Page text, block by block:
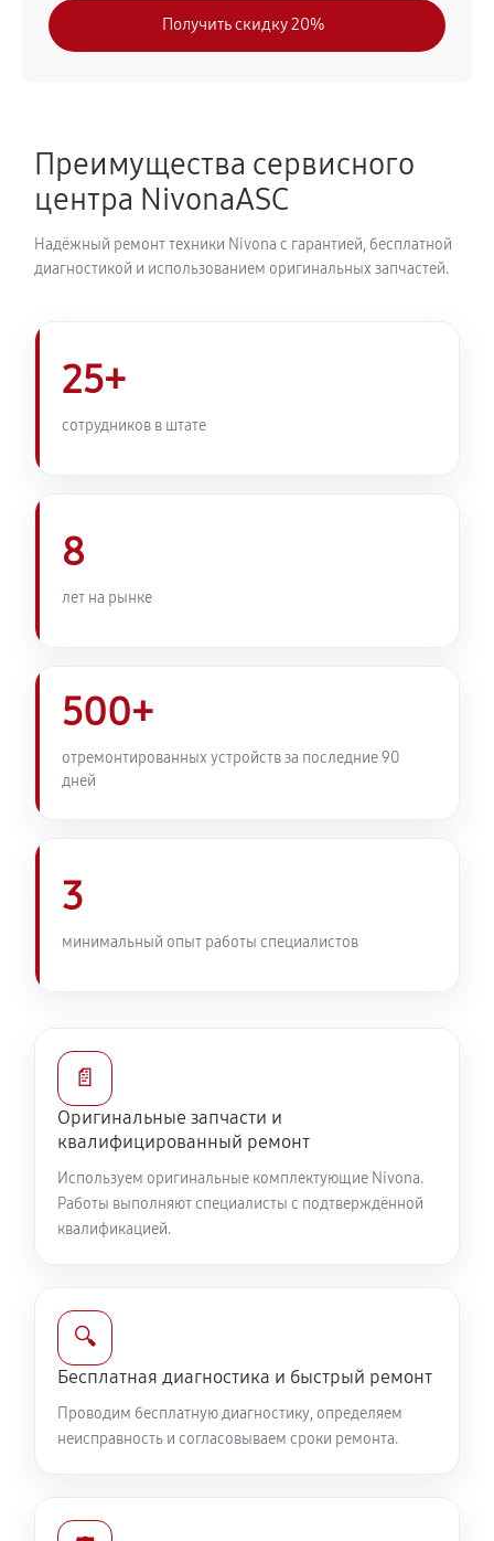
Замена модуля управления
NICR 842
720 руб 40 минут
Ремонт гидросистемы кофемашины Nivona
CafeRomatica NICR 842
Ремонт кофемолки кофемашины Nivona
CafeRomatica NICR 842
740 руб
Получить скидку 20%
Преимущества сервисного
центра NivonaASC
Надёжный ремонт техники Nivona с гарантией, бесплатной
диагностикой и использованием оригинальных запчастей.
25+
сотрудников в штате
8
лет на рынке
500+
отремонтированных устройств за последние 90
дней
3
минимальный опыт работы специалистов
📄
Оригинальные запчасти и
квалифицированный ремонт
Используем оригинальные комплектующие Nivona.
Работы выполняют специалисты с подтверждённой
квалификацией.
🔍
Бесплатная диагностика и быстрый ремонт
Проводим бесплатную диагностику, определяем
неисправность и согласовываем сроки ремонта.